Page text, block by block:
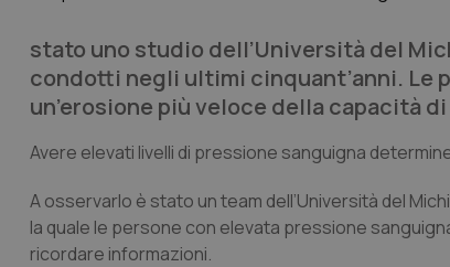
stato uno studio dell’Università del
condotti negli ultimi cinquant’anni. Le
un’erosione più veloce della capacità
Avere elevati livelli di pressione sanguigna
A osservarlo è stato un team dell’Università del
la quale le persone con elevata pressione
ricordare informazioni.